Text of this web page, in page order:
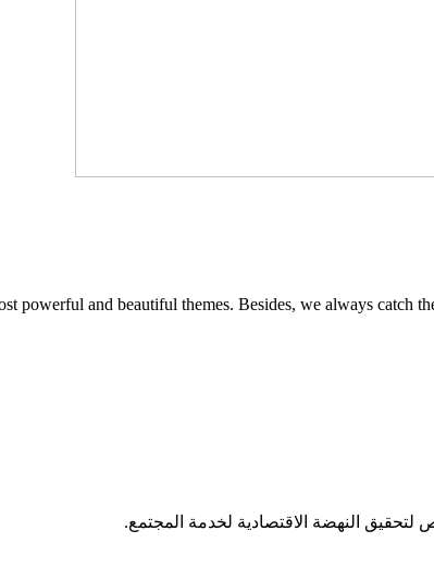
powerful and beautiful themes. Besides, we always catch
النهضة الاقتصادية لخدمة المجتمع.